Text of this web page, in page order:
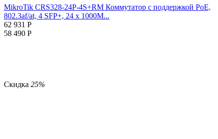
MikroTik CRS328-24P-4S+RM Коммутатор с поддержкой PoE,
802.3af/at, 4 SFP+, 24 x 1000M...
62 931 Р
58 490 Р
Скидка 25%